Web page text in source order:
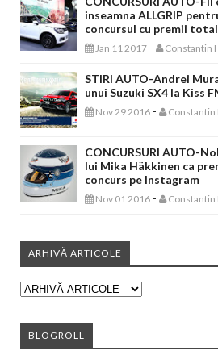
inseamna ALLGRIP
concursul cu premii
Jan 11 2017 - Constantin
STIRI AUTO-Andrei
unui Suzuki SX4 la Kiss
Nov 29 2016 - Constantin
CONCURSURI AUTO-
lui Mika Häkkinen ca
concurs pe Instagram
Nov 01 2016 - Constantin
ARHIVĂ ARTICOLE
BLOGROLL